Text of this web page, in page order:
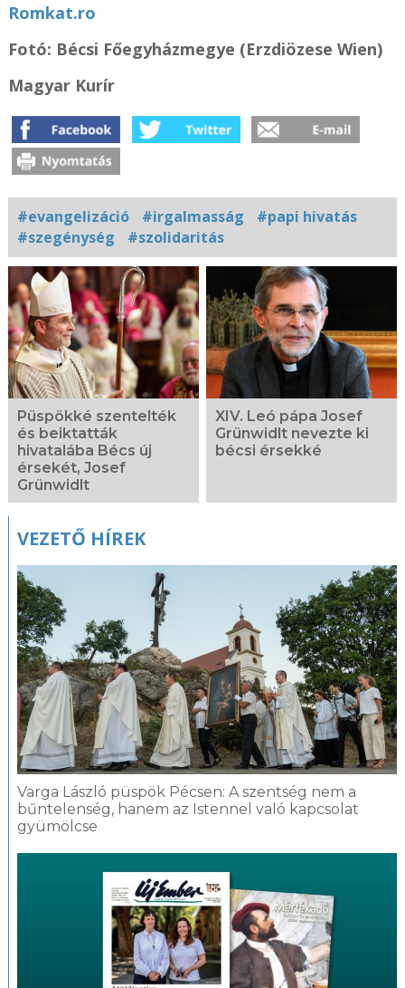
Romkat.ro
Fotó: Bécsi Főegyházmegye (Erzdiözese Wien)
Magyar Kurír
#evangelizáció #irgalmasság
#papi hivatás
#szegénység
#szolidaritás
Kapcsolódó
fotógaléria
Püspökké szentelték
és beiktatták
hivatalába Bécs új
érsekét, Josef
Grünwidlt
XIV. Leó pápa Josef
Grünwidlt nevezte ki
bécsi érsekké
VEZETŐ HÍREK
Varga László püspök Pécsen: A szentség nem a
bűntelenség, hanem az Istennel való kapcsolat
gyümölcse